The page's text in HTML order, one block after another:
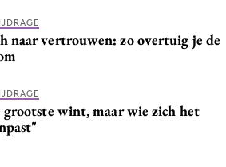
naar vertrouwen: zo overtuig je de
wint, maar wie zich het